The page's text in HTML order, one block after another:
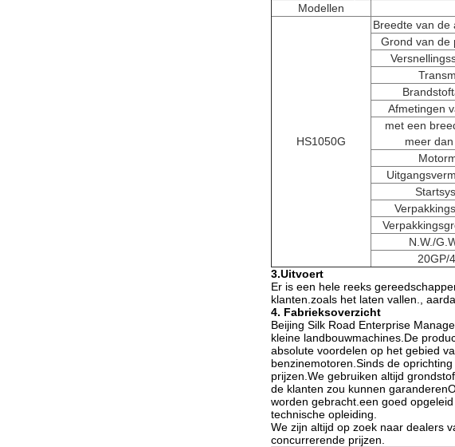
Modellen
HS1050G
Breedte van de
Grond van de
Afmetingen
met een
meer
N.W./
20GP/
3.Uitvoert
Er is een hele reeks
klanten.zoals het laten vallen.,
4. Fabrieksoverzicht
Beijing Silk Road Enterprise
kleine landbouwmachines.De
absolute voordelen op het gebied
benzinemotoren.Sinds de
prijzen.We gebruiken altijd
de klanten zou kunnen
worden gebracht.een goed
technische opleiding.
We zijn altijd op zoek naar dealers
concurrerende prijzen.